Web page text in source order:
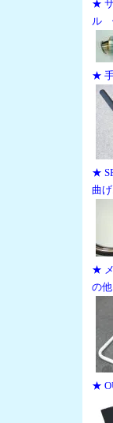
★
ル
★
★
曲
★
の他
★